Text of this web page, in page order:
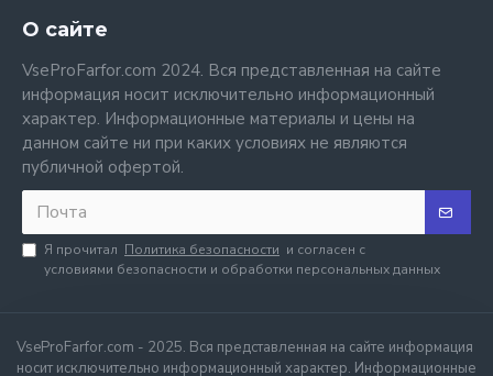
О сайте
VseProFarfor.com 2024. Вся представленная на сайте
информация носит исключительно информационный
характер. Информационные материалы и цены на
данном сайте ни при каких условиях не являются
публичной офертой.
Я прочитал Политика безопасности и согласен с
условиями безопасности и обработки персональных данных
VseProFarfor.com - 2025. Вся представленная на сайте информация
носит исключительно информационный характер. Информационные